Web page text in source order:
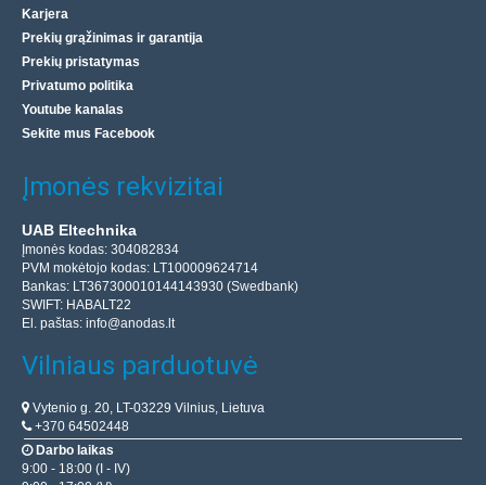
Karjera
Prekių grąžinimas ir garantija
Prekių pristatymas
Privatumo politika
Youtube kanalas
Sekite mus Facebook
Įmonės rekvizitai
UAB Eltechnika
Įmonės kodas: 304082834
PVM mokėtojo kodas: LT100009624714
Bankas: LT367300010144143930 (Swedbank)
SWIFT: HABALT22
El. paštas: info@anodas.lt
Vilniaus parduotuvė
Vytenio g. 20, LT-03229 Vilnius, Lietuva
+370 64502448
Darbo laikas
9:00 - 18:00 (I - IV)